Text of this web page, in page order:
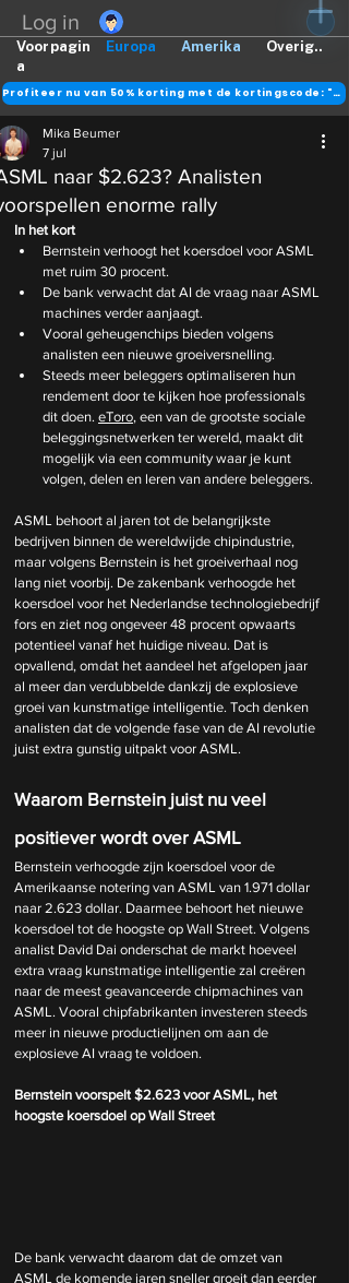
Log in
Europa Amerika Overig..
Voorpagin
a
Profiteer nu van 50% korting met de kortingscode: "DANK"
naar $2.623? Analisten
enorme rally
Mika Beumer
7 jul
In het kort
Bernstein verhoogt het koersdoel voor ASML
met ruim 30 procent.
De bank verwacht dat AI de vraag naar ASML
machines verder aanjaagt.
Vooral geheugenchips bieden volgens
analisten een nieuwe groeiversnelling.
Steeds meer beleggers optimaliseren hun
rendement door te kijken hoe professionals
dit doen. eToro, een van de grootste sociale
beleggingsnetwerken ter wereld, maakt dit
mogelijk via een community waar je kunt
volgen, delen en leren van andere beleggers.
ASML behoort al jaren tot de belangrijkste
bedrijven binnen de wereldwijde chipindustrie,
maar volgens Bernstein is het groeiverhaal nog
lang niet voorbij. De zakenbank verhoogde het
koersdoel voor het Nederlandse technologiebedrijf
fors en ziet nog ongeveer 48 procent opwaarts
potentieel vanaf het huidige niveau. Dat is
opvallend, omdat het aandeel het afgelopen jaar
al meer dan verdubbelde dankzij de explosieve
groei van kunstmatige intelligentie. Toch denken
analisten dat de volgende fase van de AI revolutie
juist extra gunstig uitpakt voor ASML.
Waarom Bernstein juist nu veel
positiever wordt over ASML
Bernstein verhoogde zijn koersdoel voor de
Amerikaanse notering van ASML van 1.971 dollar
naar 2.623 dollar. Daarmee behoort het nieuwe
koersdoel tot de hoogste op Wall Street. Volgens
analist David Dai onderschat de markt hoeveel
extra vraag kunstmatige intelligentie zal creëren
naar de meest geavanceerde chipmachines van
ASML. Vooral chipfabrikanten investeren steeds
meer in nieuwe productielijnen om aan de
explosieve AI vraag te voldoen.
Bernstein voorspelt $2.623 voor ASML, het
hoogste koersdoel op Wall Street
De bank verwacht daarom dat de omzet van
ASML de komende jaren sneller groeit dan eerder